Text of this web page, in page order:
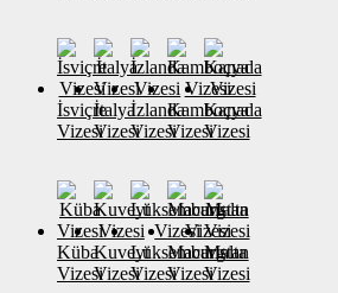
İsviçre
Vizesi
İtalya
Vizesi
İzlanda
Vizesi
Kamboçya
Vizesi
Kanada
Vizesi
Küba
Vizesi
Kuveyt
Vizesi
Lüksemburg
Vizesi
Macaristan
Vizesi
Malta
Vizesi